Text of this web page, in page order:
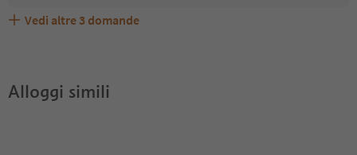
Fischerhof - Dissertori Stephan accetta animali
Quali servizi/attività sono disponibili presso Fischerhof -
Gli ospiti di Fischerhof - Dissertori Stephan ricevono
Vedi altre 3 domande
Alloggi simili